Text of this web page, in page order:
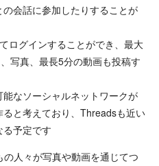
会話に参加したりすることが
ログインすることができ、最大
写真、最長5分の動画も投稿す
なソーシャルネットワークが
と考えており、Threadsも近い
る予定です
人々が写真や動画を通じてつ